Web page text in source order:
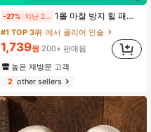
-27% 1롤 마찰 방지 힐 패드, 핑거 패드, 하이힐 및 가죽 신발용 투명 발 패드, 발가락 패드, 투명 방수 발목 패드
#1 TOP 3위 에서 클리어 인솔
1,739원 200+ 판매됨
높은 재방문 고객
2other sellers